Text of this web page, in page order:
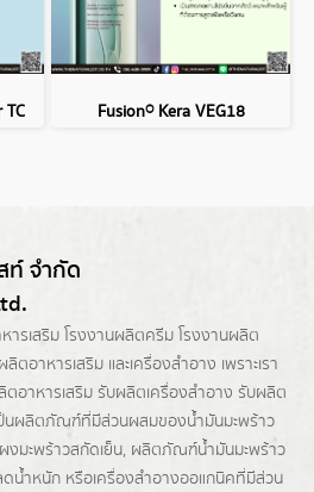
TC Fusion® Kera VEG18
ท์ จำกัด
ารเสริม โรงงานผลิตครีม โรงงานผลิต
ผลิตอาหารเสริม และเครื่องสำอาง เพราะเรา
อาหารเสริม รับผลิตเครื่องสำอาง รับผลิต
ป็นผลิตภัณฑ์ที่มีส่วนผสมของน้ำมันมะพร้าว
ผงมะพร้าวสกัดเย็น, ผลิตภัณฑ์น้ำมันมะพร้าว
ดน้ำหนัก หรือเครื่องสำอางออแกนิคที่มีส่วน